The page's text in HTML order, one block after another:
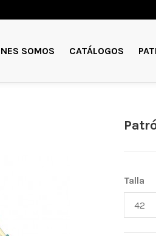
SOMOS CATÁLOGOS
Talla